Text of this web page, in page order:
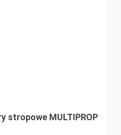
stropowe MULTIPROP